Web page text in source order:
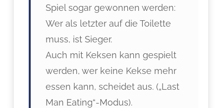
Spiel sogar gewonnen werden:
Wer als letzter auf die Toilette
muss, ist Sieger.
Auch mit Keksen kann gespielt
werden, wer keine Kekse mehr
essen kann, scheidet aus. („Last
Man Eating“-Modus).